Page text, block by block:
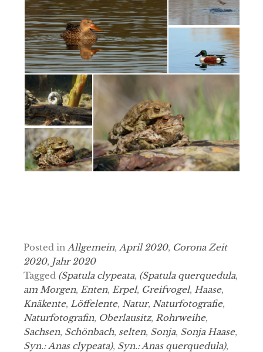
Posted in Allgemein, April 2020, Corona Zeit
2020, Jahr 2020
Tagged (Spatula clypeata, (Spatula querquedula,
am Morgen, Enten, Erpel, Greifvogel, Haase,
Knäkente, Löffelente, Natur, Naturfotografie,
Naturfotografin, Oberlausitz, Rohrweihe,
Sachsen, Schönbach, selten, Sonja, Sonja Haase,
Syn.: Anas clypeata), Syn.: Anas querquedula),